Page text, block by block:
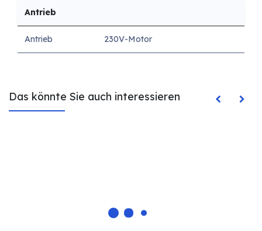
Antrieb
Antrieb 230V-Motor
Das könnte Sie auch interessieren